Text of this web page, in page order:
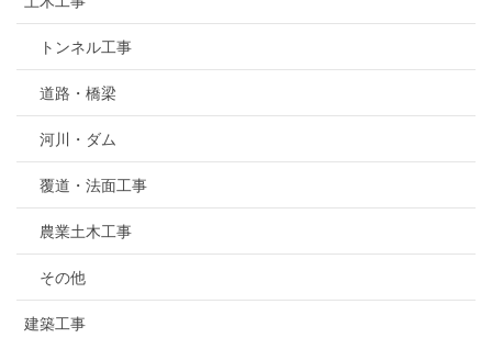
トンネル工事
道路・橋梁
河川・ダム
覆道・法面工事
農業土木工事
その他
建築工事